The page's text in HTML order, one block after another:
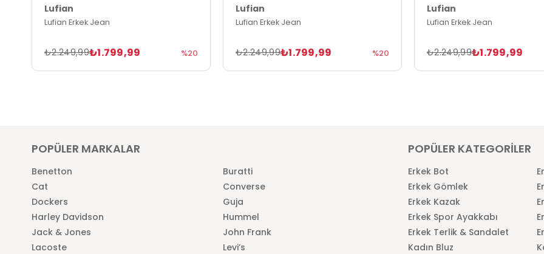
Lufian
Lufian Erkek Jean
₺1.799,99
₺2.249,99 %20
Lufian
Lufian Erkek Jean
₺1.799,99
₺2.249,99 %20
Lufian
Lufian Erkek Jean
₺1.799,99
₺2.249,99
POPÜLER MARKALAR
Benetton
Buratti
Cat
Converse
Dockers
Guja
Harley Davidson
Hummel
Jack & Jones
John Frank
Lacoste
Levi’s
POPÜLER KATEGORİLER
Erkek Bot
Erkek Gömlek
Erkek Kazak
Erkek Spor Ayakkabı
Erkek Terlik & Sandalet
Kadın Bluz